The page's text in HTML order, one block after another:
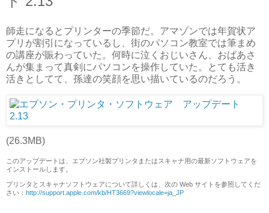
師走になるとプリンターの季節だ。アマゾンでは年賀状ア
プリが割引になっているし、街のパソコン教室では筆まめ
の講座が賑わっていた。何時に泣くおじいさん、おばあさ
んが集まって真剣にパソコンを操作していた。とても活き
活きとしてて、孫達の笑顔を思い描いているのだろう。
(26.3MB)
このアップデートは、エプソン社製プリンタまたはスキャナ用の最新ソフトウェアを
インストールします。
プリンタとスキャナソフトウェアについて詳しくは、次の Web サイトを参照してくだ
さい： http://support.apple.com/kb/HT3669?viewlocale=ja_JP